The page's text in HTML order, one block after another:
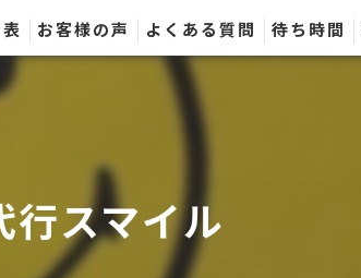
お客様の声 よくある質問 待ち時間
スマイル